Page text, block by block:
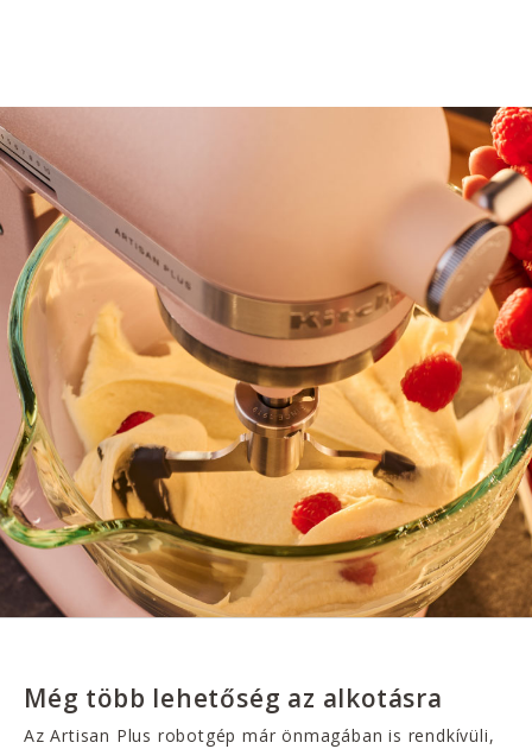
Még több lehetőség az alkotásra
Az Artisan Plus robotgép már önmagában is rendkívüli,